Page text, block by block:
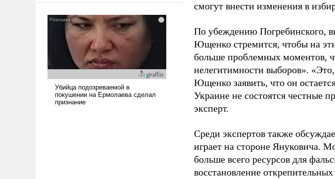
смогут внести изменения в
По убеждению Погребинского,
Ющенко стремится, чтобы на
больше проблемных моментов,
нелегитимности выборов».
Ющенко заявить, что он
Украине не состоятся честные
эксперт.
Среди экспертов также
играет на стороне Януковича.
больше всего ресурсов для
восстановление